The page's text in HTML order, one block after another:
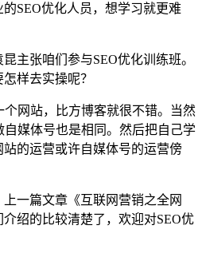
SEO优化人员，想学习就更难
主张咱们参与SEO优化训练班。
样去实操呢？
网站，比方博客就很不错。当然
媒体号也是相同。然后把自己学
的运营或许自媒体号的运营傍
一篇文章《互联网营销之全网
绍的比较清楚了，欢迎对SEO优